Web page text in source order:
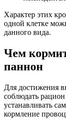
Характер этих
одной клетке
данного вида.
Чем
паннон
Для достижения
соблюдать
устанавливать
кормление